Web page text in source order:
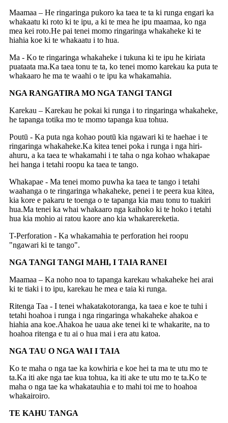
Maamaa – He ringaringa pukoro ka taea te ta ki runga engari ka
whakaatu ki roto ki te ipu, a ki te mea he ipu maamaa, ko nga
mea kei roto.He pai tenei momo ringaringa whakaheke ki te
hiahia koe ki te whakaatu i to hua.
Ma - Ko te ringaringa whakaheke i tukuna ki te ipu he kiriata
puataata ma.Ka taea tonu te ta, ko tenei momo karekau ka puta te
whakaaro he ma te waahi o te ipu ka whakamahia.
NGA RANGATIRA MO NGA TANGI TANGI
Karekau – Karekau he pokai ki runga i to ringaringa whakaheke,
he tapanga totika mo te momo tapanga kua tohua.
Poutū - Ka puta nga kohao poutū kia ngawari ki te haehae i te
ringaringa whakaheke.Ka kitea tenei poka i runga i nga hiri-
ahuru, a ka taea te whakamahi i te taha o nga kohao whakapae
hei hanga i tetahi roopu ka taea te tango.
Whakapae - Ma tenei momo puwha ka taea te tango i tetahi
waahanga o te ringaringa whakaheke, penei i te peera kua kitea,
kia kore e pakaru te toenga o te tapanga kia mau tonu to tuakiri
hua.Ma tenei ka whai whakaaro nga kaihoko ki te hoko i tetahi
hua kia mohio ai ratou kaore ano kia whakarereketia.
T-Perforation - Ka whakamahia te perforation hei roopu
"ngawari ki te tango".
NGA TANGI TANGI MAHI, I TAIA RANEI
Maamaa – Ka noho noa to tapanga karekau whakaheke hei arai
ki te tiaki i to ipu, karekau he mea e taia ki runga.
Ritenga Taa - I tenei whakatakotoranga, ka taea e koe te tuhi i
tetahi hoahoa i runga i nga ringaringa whakaheke ahakoa e
hiahia ana koe.Ahakoa he uaua ake tenei ki te whakarite, na to
hoahoa ritenga e tu ai o hua mai i era atu katoa.
NGA TAU O NGA WAI I TAIA
Ko te maha o nga tae ka kowhiria e koe hei ta ma te utu mo te
ta.Ka iti ake nga tae kua tohua, ka iti ake te utu mo te ta.Ko te
maha o nga tae ka whakatauhia e to mahi toi me to hoahoa
whakairoiro.
TE KAHU TANGA